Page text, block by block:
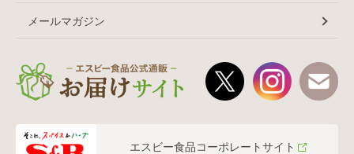
メールマガジン
エスビー食品コーポレートサイト